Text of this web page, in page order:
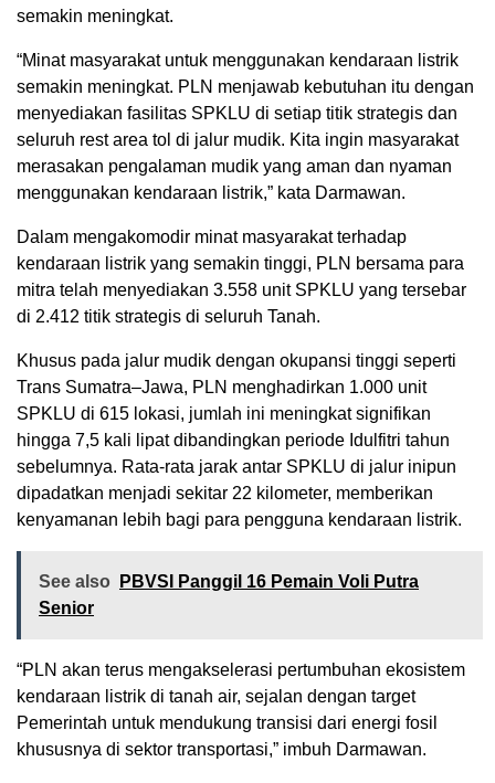
semakin meningkat.
“Minat masyarakat untuk menggunakan kendaraan listrik
semakin meningkat. PLN menjawab kebutuhan itu dengan
menyediakan fasilitas SPKLU di setiap titik strategis dan
seluruh rest area tol di jalur mudik. Kita ingin masyarakat
merasakan pengalaman mudik yang aman dan nyaman
menggunakan kendaraan listrik,” kata Darmawan.
Dalam mengakomodir minat masyarakat terhadap
kendaraan listrik yang semakin tinggi, PLN bersama para
mitra telah menyediakan 3.558 unit SPKLU yang tersebar
di 2.412 titik strategis di seluruh Tanah.
Khusus pada jalur mudik dengan okupansi tinggi seperti
Trans Sumatra–Jawa, PLN menghadirkan 1.000 unit
SPKLU di 615 lokasi, jumlah ini meningkat signifikan
hingga 7,5 kali lipat dibandingkan periode Idulfitri tahun
sebelumnya. Rata-rata jarak antar SPKLU di jalur inipun
dipadatkan menjadi sekitar 22 kilometer, memberikan
kenyamanan lebih bagi para pengguna kendaraan listrik.
See also
PBVSI Panggil 16 Pemain Voli Putra
Senior
“PLN akan terus mengakselerasi pertumbuhan ekosistem
kendaraan listrik di tanah air, sejalan dengan target
Pemerintah untuk mendukung transisi dari energi fosil
khususnya di sektor transportasi,” imbuh Darmawan.